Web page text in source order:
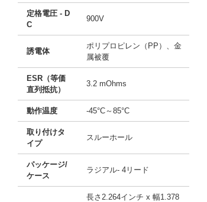
定格電圧 - D
C
900V
誘電体
ポリプロピレン（PP）、金
属被覆
ESR（等価
直列抵抗）
3.2 mOhms
動作温度 -45°C～85°C
取り付けタ
イプ
スルーホール
パッケージ/
ケース
ラジアル- 4リード
長さ2.264インチ x 幅1.378